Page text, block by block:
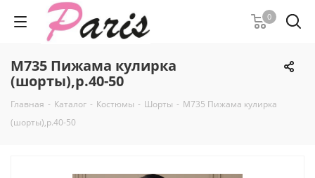
0
М735 Пижама кулирка
(шорты),р.40-50
Главная - Каталог - Костюмы - Шорты - М735 Пижама кулирка
(шорты),р.40-50